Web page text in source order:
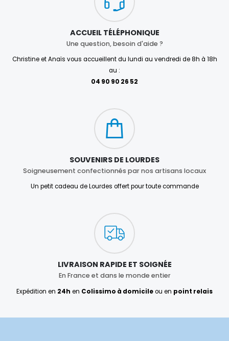
ACCUEIL TÉLÉPHONIQUE
Une question, besoin d'aide ?
Christine et Anaïs vous accueillent du lundi au vendredi de 8h à 18h
au :
04 90 90 26 52
SOUVENIRS DE LOURDES
Soigneusement confectionnés par nos artisans locaux
Un petit cadeau de Lourdes offert pour toute commande
LIVRAISON RAPIDE ET SOIGNÉE
En France et dans le monde entier
Expédition en 24h en Colissimo à domicileou en point relais